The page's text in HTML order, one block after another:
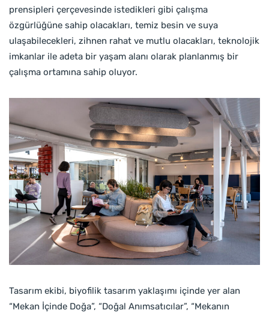
prensipleri çerçevesinde istedikleri gibi çalışma
özgürlüğüne sahip olacakları, temiz besin ve suya
ulaşabilecekleri, zihnen rahat ve mutlu olacakları, teknolojik
imkanlar ile adeta bir yaşam alanı olarak planlanmış bir
çalışma ortamına sahip oluyor.
Tasarım ekibi, biyofilik tasarım yaklaşımı içinde yer alan
“Mekan İçinde Doğa”, “Doğal Anımsatıcılar”, “Mekanın